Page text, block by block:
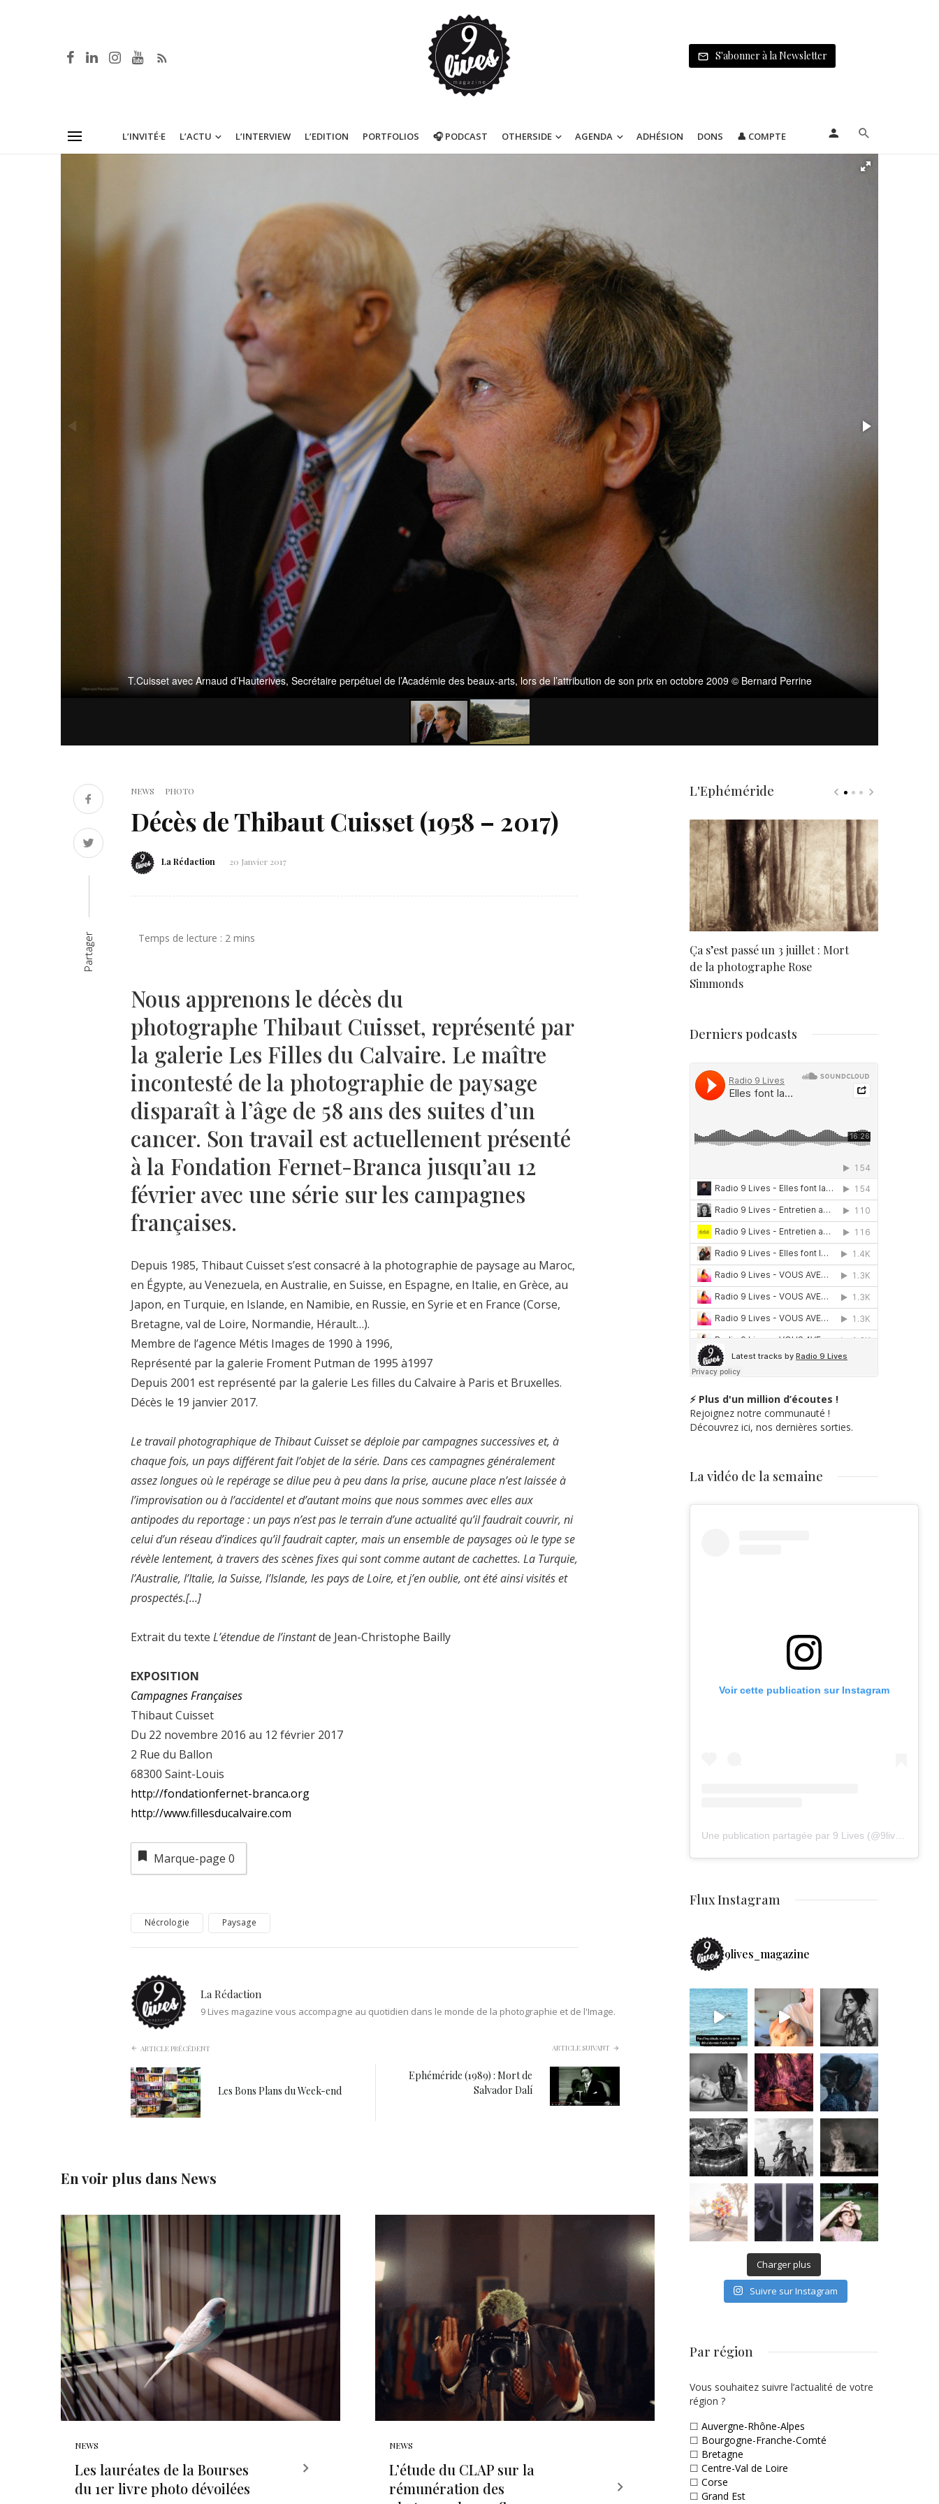
S'abonner à la Newsletter
L’INVITÉ·E L’ACTU L’INTERVIEW L’EDITION PORTFOLIOS 🎧 PODCAST OTHERSIDE AGENDA ADHÉSION DONS 👤 COMPTE
T.Cuisset avec Arnaud d’Hauterives, Secrétaire perpétuel de l’Académie des beaux-arts, lors de l’attribution de son prix en octobre 2009 © Bernard Perrine
Partager
NEWS PHOTO
Décès de Thibaut Cuisset (1958 – 2017)
La Rédaction 20 Janvier 2017
Nous apprenons le décès du
photographe Thibaut Cuisset, représenté par
la galerie Les Filles du Calvaire. Le maître
incontesté de la photographie de paysage
disparaît à l’âge de 58 ans des suites d’un
cancer. Son travail est actuellement présenté
à la Fondation Fernet-Branca jusqu’au 12
février avec une série sur les campagnes
françaises.
Depuis 1985, Thibaut Cuisset s’est consacré à la photographie de paysage au Maroc,
en Égypte, au Venezuela, en Australie, en Suisse, en Espagne, en Italie, en Grèce, au
Japon, en Turquie, en Islande, en Namibie, en Russie, en Syrie et en France (Corse,
Bretagne, val de Loire, Normandie, Hérault…).
Membre de l’agence Métis Images de 1990 à 1996,
Représenté par la galerie Froment Putman de 1995 à1997
Depuis 2001 est représenté par la galerie Les filles du Calvaire à Paris et Bruxelles.
Décès le 19 janvier 2017.
Le travail photographique de Thibaut Cuisset se déploie par campagnes successives et, à
chaque fois, un pays différent fait l’objet de la série. Dans ces campagnes généralement
assez longues où le repérage se dilue peu à peu dans la prise, aucune place n’est laissée à
l’improvisation ou à l’accidentel et d’autant moins que nous sommes avec elles aux
antipodes du reportage : un pays n’est pas le terrain d’une actualité qu’il faudrait couvrir, ni
celui d’un réseau d’indices qu’il faudrait capter, mais un ensemble de paysages où le type se
révèle lentement, à travers des scènes fixes qui sont comme autant de cachettes. La Turquie,
l’Australie, l’Italie, la Suisse, l’Islande, les pays de Loire, et j’en oublie, ont été ainsi visités et
prospectés.[…]
Extrait du texte L’étendue de l’instantde Jean-Christophe Bailly
EXPOSITION
Campagnes Françaises
Thibaut Cuisset
Du 22 novembre 2016 au 12 février 2017
2 Rue du Ballon
68300 Saint-Louis
http://fondationfernet-branca.org
http://www.fillesducalvaire.com
Marque-page 0
Nécrologie Paysage
La Rédaction
9 Lives magazine vous accompagne au quotidien dans le monde de la photographie et de l'Image.
ARTICLE PRÉCÉDENT
Les Bons Plans du Week-end
ARTICLE SUIVANT
Ephéméride (1989) : Mort de
Salvador Dalí
En voir plus dans News
NEWS
Les lauréates de la Bourses
du 1er livre photo dévoilées
NEWS
L’étude du CLAP sur la
rémunération des
L'Ephéméride
Ça s’est passé un 3 juillet : Mort
de la photographe Rose
Simmonds
Derniers podcasts
⚡ Plus d'un million d’écoutes !
Rejoignez notre communauté !
Découvrez ici, nos dernières sorties.
La vidéo de la semaine
Voir cette publication sur Instagram
Flux Instagram
9lives_magazine
Charger plus
Suivre sur Instagram
Par région
Vous souhaitez suivre l’actualité de votre
région ?
☐ Auvergne-Rhône-Alpes
☐ Bourgogne-Franche-Comté
☐ Bretagne
☐ Centre-Val de Loire
☐ Corse
☐ Grand Est